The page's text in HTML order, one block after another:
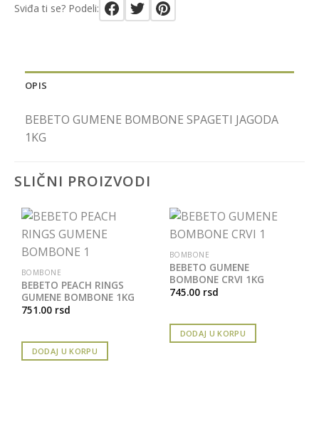
Sviđa ti se? Podeli:
OPIS
BEBETO GUMENE BOMBONE SPAGETI JAGODA
1KG
SLIČNI PROIZVODI
BOMBONE
BEBETO PEACH RINGS
GUMENE BOMBONE 1KG
751.00 rsd
DODAJ U KORPU
BOMBONE
BEBETO GUMENE
BOMBONE CRVI 1KG
745.00 rsd
DODAJ U KORPU